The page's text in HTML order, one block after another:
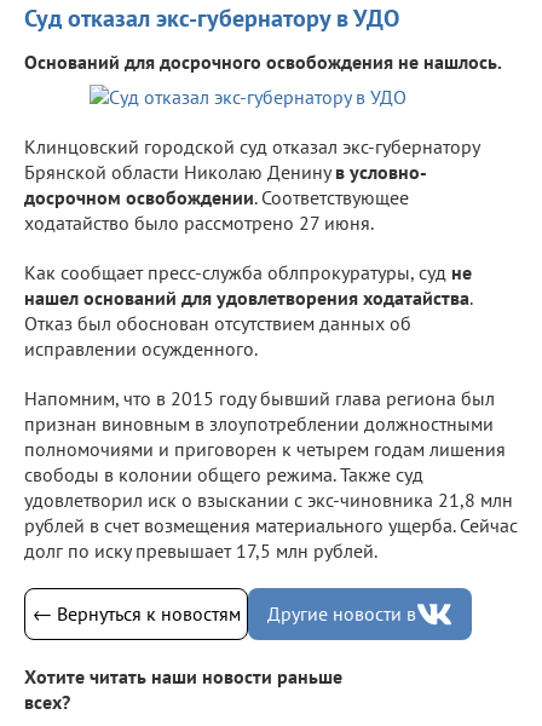
Суд отказал экс-губернатору в УДО
Оснований для досрочного освобождения не нашлось.
Клинцовский городской суд отказал экс-губернатору
Брянской области Николаю Денинув условно-
досрочном освобождении. Соответствующее
ходатайство было рассмотрено 27 июня.
Как сообщает пресс-служба облпрокуратуры, суд не
нашел оснований для удовлетворения ходатайства.
Отказ был обоснован отсутствием данных об
исправлении осужденного.
Напомним, что в 2015 году бывший глава региона был
признан виновным в злоупотреблении должностными
полномочиями и приговорен к четырем годам лишения
свободы в колонии общего режима. Также суд
удовлетворил иск о взыскании с экс-чиновника 21,8 млн
рублей в счет возмещения материального ущерба. Сейчас
долг по иску превышает 17,5 млн рублей.
← Вернуться к новостям Другие новости в
Хотите читать наши новости раньше
всех?